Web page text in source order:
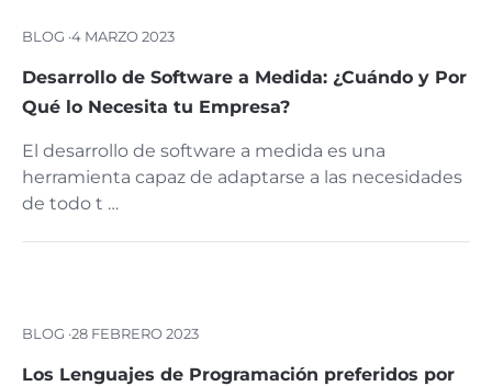
BLOG ·4 MARZO 2023
Desarrollo de Software a Medida: ¿Cuándo y Por
Qué lo Necesita tu Empresa?
El desarrollo de software a medida es una
herramienta capaz de adaptarse a las necesidades
de todo t …
BLOG ·28 FEBRERO 2023
Los Lenguajes de Programación preferidos por